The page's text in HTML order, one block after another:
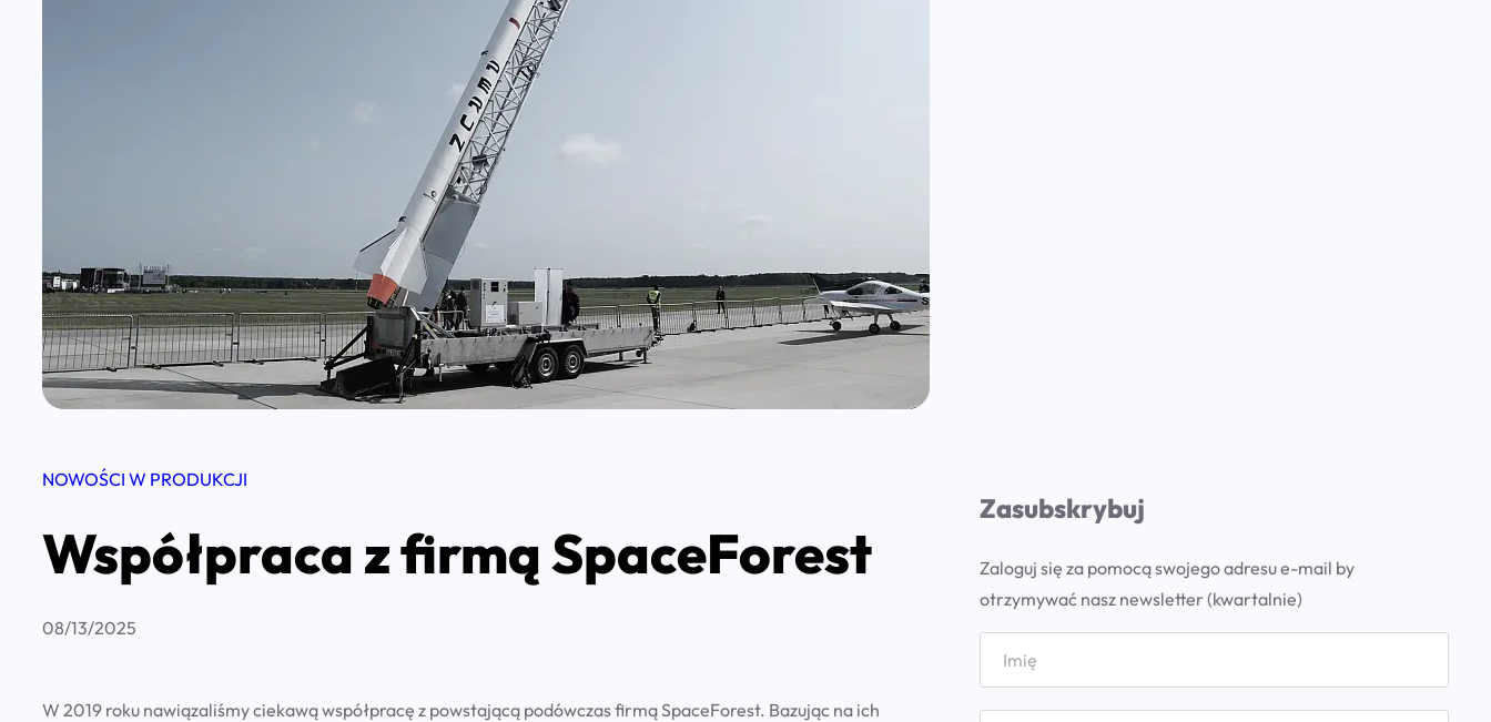
NOWOŚCI W PRODUKCJI
Współpraca z firmą SpaceForest
08/13/2025
W 2019 roku nawiązaliśmy ciekawą współpracę z powstającą podówczas firmą SpaceForest. Bazując na ich
Zasubskrybuj
Zaloguj się za pomocą swojego adresu e-mail by
otrzymywać nasz newsletter (kwartalnie)